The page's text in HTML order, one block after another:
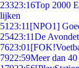
23323:16Top 2000
lijken
51 23:11 [NPO1]
25423:11De
7623:01
7922:59Meer dan